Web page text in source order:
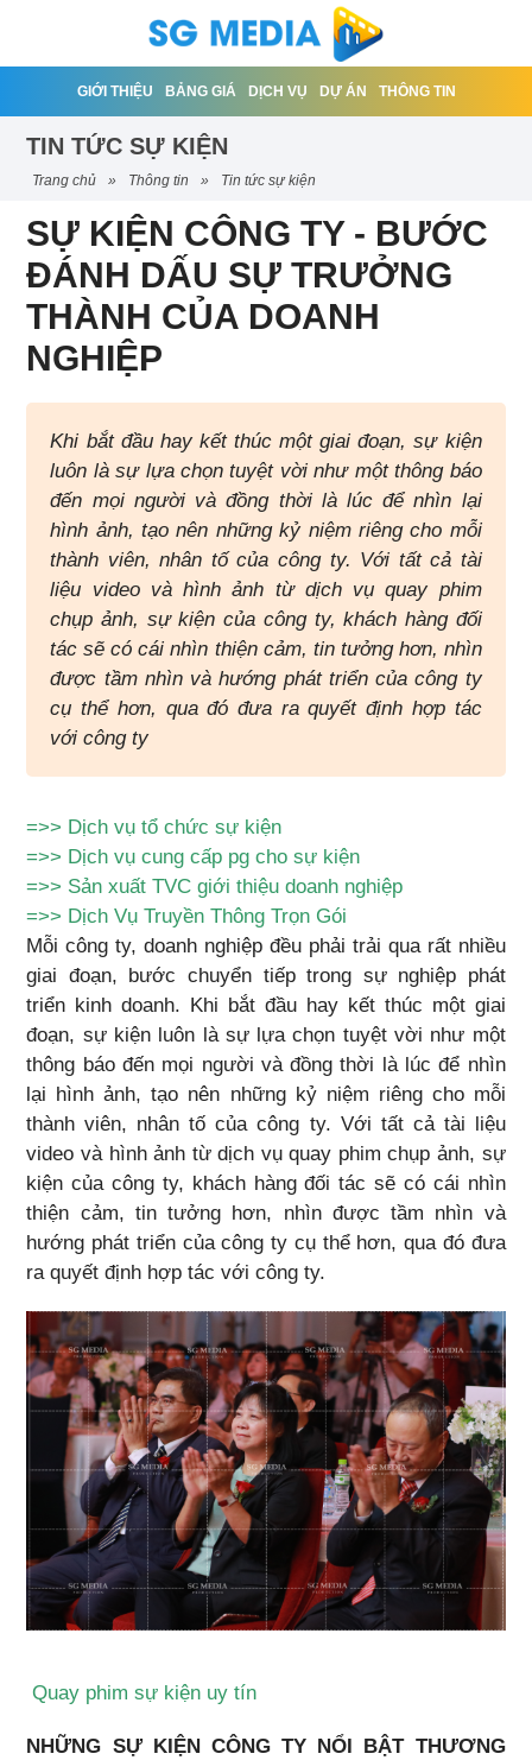
GIỚI THIỆU BẢNG GIÁ DỊCH VỤ DỰ ÁN THÔNG TIN
TIN TỨC SỰ KIỆN
trang chủ » thông tin » tin tức sự kiện
SỰ KIỆN CÔNG TY - BƯỚC
ĐÁNH DẤU SỰ TRƯỞNG
THÀNH CỦA DOANH
NGHIỆP
Khi bắt đầu hay kết thúc một giai đoạn, sự kiện
luôn là sự lựa chọn tuyệt vời như một thông báo
đến mọi người và đồng thời là lúc để nhìn lại
hình ảnh, tạo nên những kỷ niệm riêng cho mỗi
thành viên, nhân tố của công ty. Với tất cả tài
liệu video và hình ảnh từ dịch vụ quay phim
chụp ảnh, sự kiện của công ty, khách hàng đối
tác sẽ có cái nhìn thiện cảm, tin tưởng hơn, nhìn
được tầm nhìn và hướng phát triển của công ty
cụ thể hơn, qua đó đưa ra quyết định hợp tác
với công ty
=>> Dịch vụ tổ chức sự kiện
=>> Dịch vụ cung cấp pg cho sự kiện
=>> Sản xuất TVC giới thiệu doanh nghiệp
=>> Dịch Vụ Truyền Thông Trọn Gói
Mỗi công ty, doanh nghiệp đều phải trải qua rất nhiều
giai đoạn, bước chuyển tiếp trong sự nghiệp phát
triển kinh doanh. Khi bắt đầu hay kết thúc một giai
đoạn, sự kiện luôn là sự lựa chọn tuyệt vời như một
thông báo đến mọi người và đồng thời là lúc để nhìn
lại hình ảnh, tạo nên những kỷ niệm riêng cho mỗi
thành viên, nhân tố của công ty. Với tất cả tài liệu
video và hình ảnh từ dịch vụ quay phim chụp ảnh, sự
kiện của công ty, khách hàng đối tác sẽ có cái nhìn
thiện cảm, tin tưởng hơn, nhìn được tầm nhìn và
hướng phát triển của công ty cụ thể hơn, qua đó đưa
ra quyết định hợp tác với công ty.
Quay phim sự kiện uy tín
NHỮNG SỰ KIỆN CÔNG TY NỔI BẬT THƯƠNG